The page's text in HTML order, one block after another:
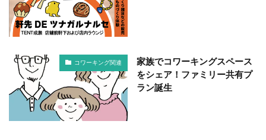
コワーキング関連
家族でコワーキングスペース
をシェア！ファミリー共有プ
ラン誕生